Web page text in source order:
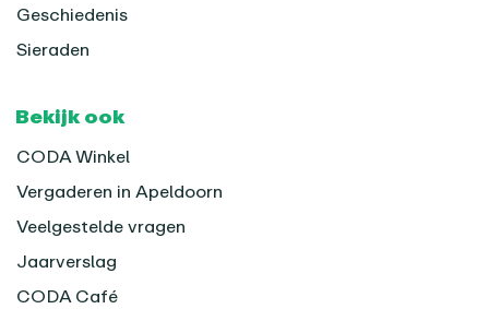
Geschiedenis
Sieraden
Bekijk ook
CODA Winkel
Vergaderen in Apeldoorn
Veelgestelde vragen
Jaarverslag
CODA Café